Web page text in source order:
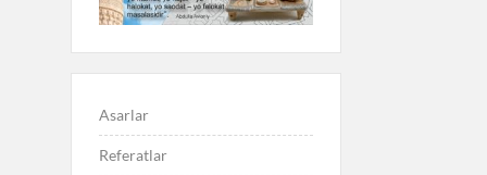
Asarlar
Referatlar